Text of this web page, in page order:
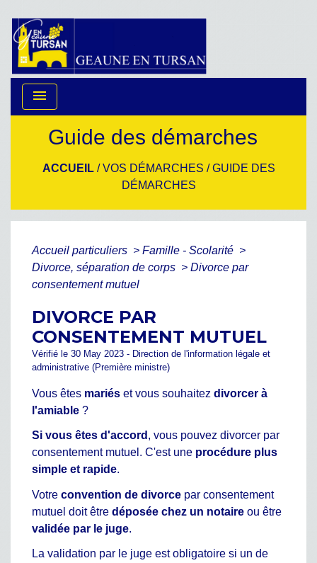
menu
Guide des démarches
ACCUEIL/VOS DÉMARCHES /GUIDE DES
DÉMARCHES
Accueil particuliers > Famille - Scolarité >
Divorce, séparation de corps > Divorce par
consentement mutuel
DIVORCE PAR
CONSENTEMENT MUTUEL
Vérifié le 30 May 2023 - Direction de l'information légale et
administrative (Première ministre)
Vous êtes mariés et vous souhaitez divorcer à
l'amiable ?
Si vous êtes d'accord , vous pouvez divorcer par
consentement mutuel. C'est une procédure plus
simple et rapide.
Votre convention de divorce par consentement
mutuel doit être déposée chez un notaire ou être
validée par le juge.
La validation par le juge est obligatoire si un de